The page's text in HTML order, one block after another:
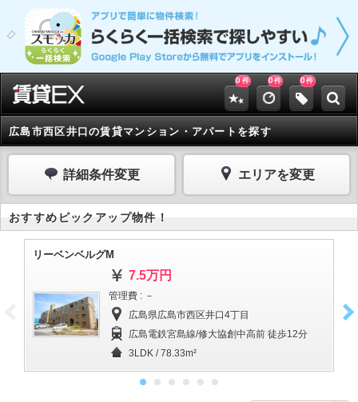
0 件 0件 0件
広島市西区井口の賃貸マンション・アパートを探す
詳細条件変更 エリアを変更
おすすめピックアップ物件！
リーベンベルグM
7.5万円
管理費 : －
広島県広島市西区井口4丁目
広島電鉄宮島線/修大協創中高前 徒歩12分
3LDK / 78.33m²